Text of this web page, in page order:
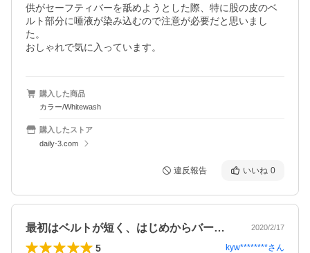
供がセーフティバーを舐めようとした際、特に股の皮のベ
ルト部分に唾液が染み込むので注意が必要だと思いまし
た。
おしゃれで気に入っています。
購入した商品
カラー/Whitewash
購入したストア
daily-3.com
違反報告 いいね 0
最初はベルトが短く、はじめからバーの太… 2020/2/17
5 kyw********さん